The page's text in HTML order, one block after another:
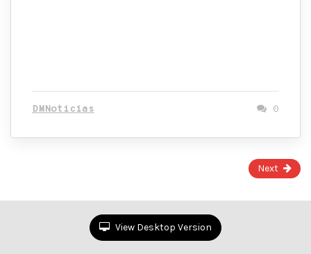
DMNoticias 0
Next
View Desktop Version